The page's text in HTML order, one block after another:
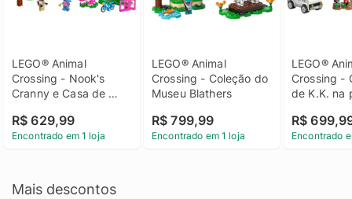
LEGO® Animal
Crossing - Nook's
Cranny e Casa de
R$ 629,99
Encontrado em 1 loja
LEGO® Animal
Crossing - Coleção do
Museu Blathers
R$ 799,99
Encontrado em 1 loja
LEGO®
Crossing -
de K.K. na
R$
Encontrado
Mais descontos